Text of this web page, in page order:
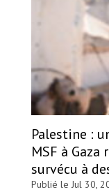
Palestine :
MSF à
survécu à
Publié le Jul 30,